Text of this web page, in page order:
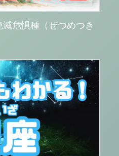
危惧種（ぜつめつき